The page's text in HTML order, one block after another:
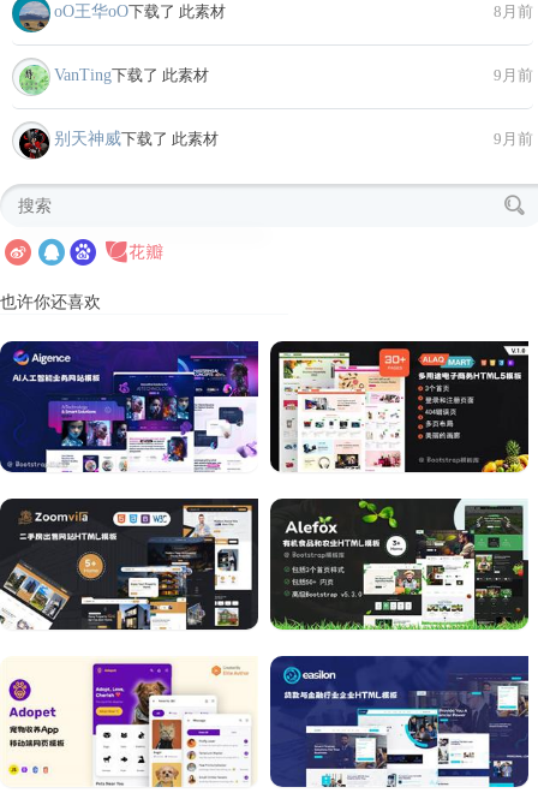
oО王华oО下载了 此素材 8月前
VanTing下载了 此素材 9月前
别天神威下载了 此素材 9月前
也许你还喜欢